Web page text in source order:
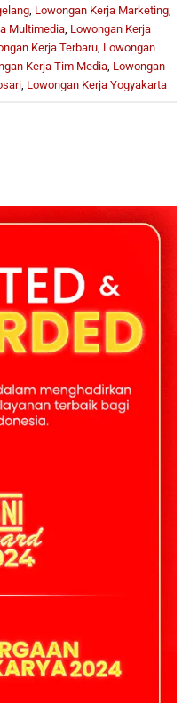
, Lowongan Kerja Marketing,
Multimedia, Lowongan Kerja
Kerja Terbaru, Lowongan
Kerja Tim Media, Lowongan
, Lowongan Kerja Yogyakarta